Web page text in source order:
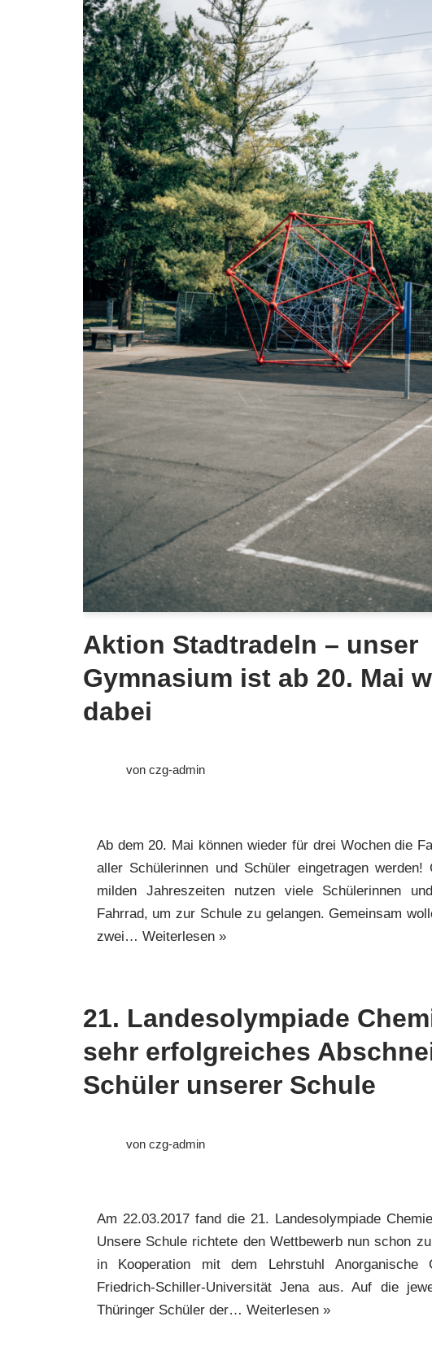
Aktion Stadtradeln – unser
Gymnasium ist ab 20. Mai
dabei
von czg-admin
Ab dem 20. Mai können wieder für drei Wochen die
aller Schülerinnen und Schüler eingetragen werden!
milden Jahreszeiten nutzen viele Schülerinnen
Fahrrad, um zur Schule zu gelangen. Gemeinsam
zwei… Weiterlesen »
21. Landesolympiade
sehr erfolgreiches
Schüler unserer Schule
von czg-admin
Am 22.03.2017 fand die 21. Landesolympiade
Unsere Schule richtete den Wettbewerb nun schon
in Kooperation mit dem Lehrstuhl Anorganische
Friedrich-Schiller-Universität Jena aus. Auf die
Thüringer Schüler der… Weiterlesen »